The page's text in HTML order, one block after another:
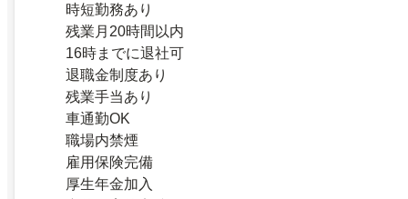
時短勤務あり
残業月20時間以内
16時までに退社可
退職金制度あり
残業手当あり
車通勤OK
職場内禁煙
雇用保険完備
厚生年金加入